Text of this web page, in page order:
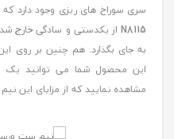
سری سوراخ های ریزی وجود دارد
N8115 از یکدستی و سادگی خارج
به جای بگذارد. هم چنین بر روی
این محصول شما می توانید
مشاهده نمایید که از مزایای این